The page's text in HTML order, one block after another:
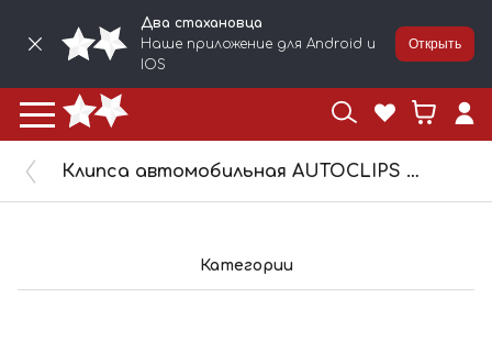
Два стахановца
Наше приложение для Android и
IOS
Открыть
Клипса автомобильная AUTOCLIPS GM 10274
Категории